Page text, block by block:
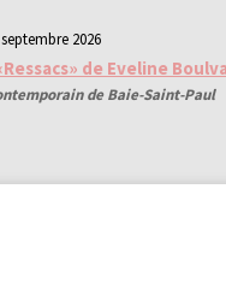
2026
de Eveline Boulva
de Baie-Saint-Paul